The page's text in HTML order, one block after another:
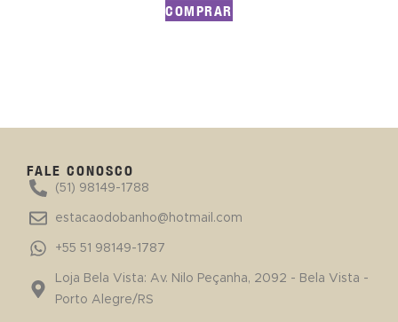
COMPRAR
FALE CONOSCO
(51) 98149-1788
estacaodobanho@hotmail.com
+55 51 98149-1787
Loja Bela Vista: Av. Nilo Peçanha, 2092 - Bela Vista -
Porto Alegre/RS